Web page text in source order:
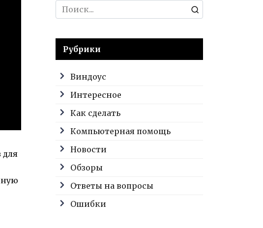
для
Search
for:
Рубрики
Виндоус
Интересное
Как сделать
Компьютерная помощь
Новости
Обзоры
Ответы на вопросы
Ошибки